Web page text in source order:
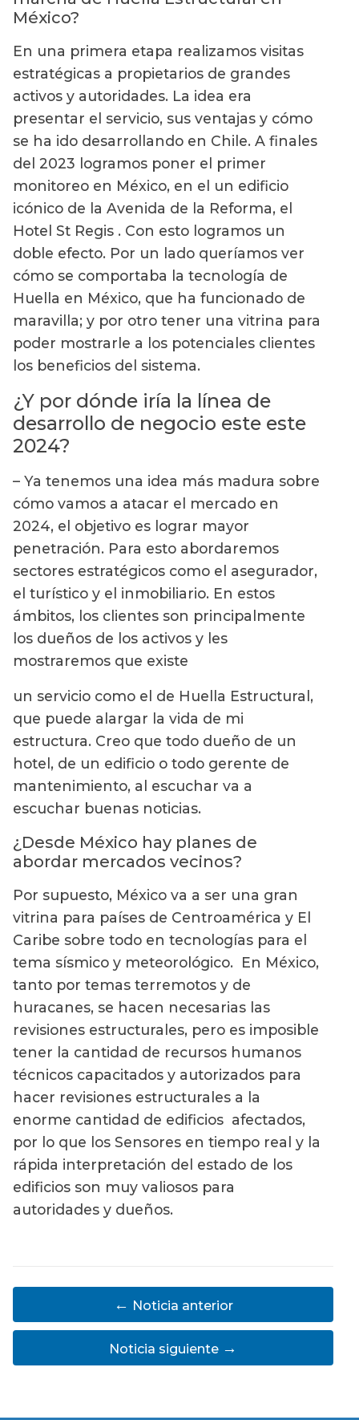
México?
En una primera etapa realizamos visitas
estratégicas a propietarios de grandes
activos y autoridades. La idea era
presentar el servicio, sus ventajas y cómo
se ha ido desarrollando en Chile. A finales
del 2023 logramos poner el primer
monitoreo en México, en el un edificio
icónico de la Avenida de la Reforma, el
Hotel St Regis . Con esto logramos un
doble efecto. Por un lado queríamos ver
cómo se comportaba la tecnología de
Huella en México, que ha funcionado de
maravilla; y por otro tener una vitrina para
poder mostrarle a los potenciales clientes
los beneficios del sistema.
¿Y por dónde iría la línea de
desarrollo de negocio este este
2024?
– Ya tenemos una idea más madura sobre
cómo vamos a atacar el mercado en
2024, el objetivo es lograr mayor
penetración. Para esto abordaremos
sectores estratégicos como el asegurador,
el turístico y el inmobiliario. En estos
ámbitos, los clientes son principalmente
los dueños de los activos y les
mostraremos que existe
un servicio como el de Huella Estructural,
que puede alargar la vida de mi
estructura. Creo que todo dueño de un
hotel, de un edificio o todo gerente de
mantenimiento, al escuchar va a
escuchar buenas noticias.
¿Desde México hay planes de
abordar mercados vecinos?
Por supuesto, México va a ser una gran
vitrina para países de Centroamérica y El
Caribe sobre todo en tecnologías para el
tema sísmico y meteorológico. En México,
tanto por temas terremotos y de
huracanes, se hacen necesarias las
revisiones estructurales, pero es imposible
tener la cantidad de recursos humanos
técnicos capacitados y autorizados para
hacer revisiones estructurales a la
enorme cantidad de edificios afectados,
por lo que los Sensores en tiempo real y la
rápida interpretación del estado de los
edificios son muy valiosos para
autoridades y dueños.
← Noticia anterior
Noticia siguiente →